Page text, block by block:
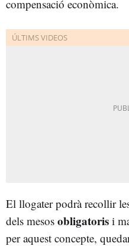
compensació econòmica.
El llogater podrà recollir
dels mesos obligatoris i
per aquest concepte,